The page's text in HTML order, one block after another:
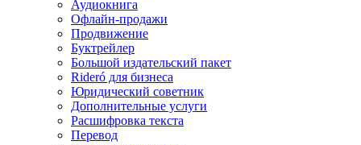
Аудиокнига
Офлайн-продажи
Продвижение
Буктрейлер
Большой издательский пакет
Rideró для бизнеса
Юридический советник
Дополнительные услуги
Расшифровка текста
Перевод